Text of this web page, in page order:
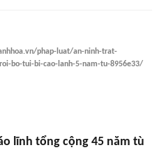
phap-luat/an-ninh-trat-
bo-tui-bi-cao-lanh-5-nam-tu-8956e33/
lĩnh tổng cộng 45 năm tù